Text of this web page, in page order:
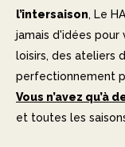
l’intersaison, Le
jamais d'idées
loisirs, des ateliers
perfectionnement
Vous n’avez qu’à
et toutes les